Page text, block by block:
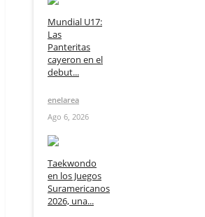
Mundial U17:
Las
Panteritas
cayeron en el
debut...
enelarea
Ago 6, 2026
Taekwondo
en los Juegos
Suramericanos
2026, una...